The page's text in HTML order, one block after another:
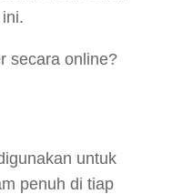
secara online?
untuk
penuh di tiap